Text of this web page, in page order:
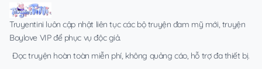
Truyentini luôn cập nhật liên tục các bộ truyện đam mỹ mới, truyện
Boylove VIP để phục vụ độc giả.
Đọc truyện hoàn toàn miễn phí, không quảng cáo, hỗ trợ đa thiết bị.